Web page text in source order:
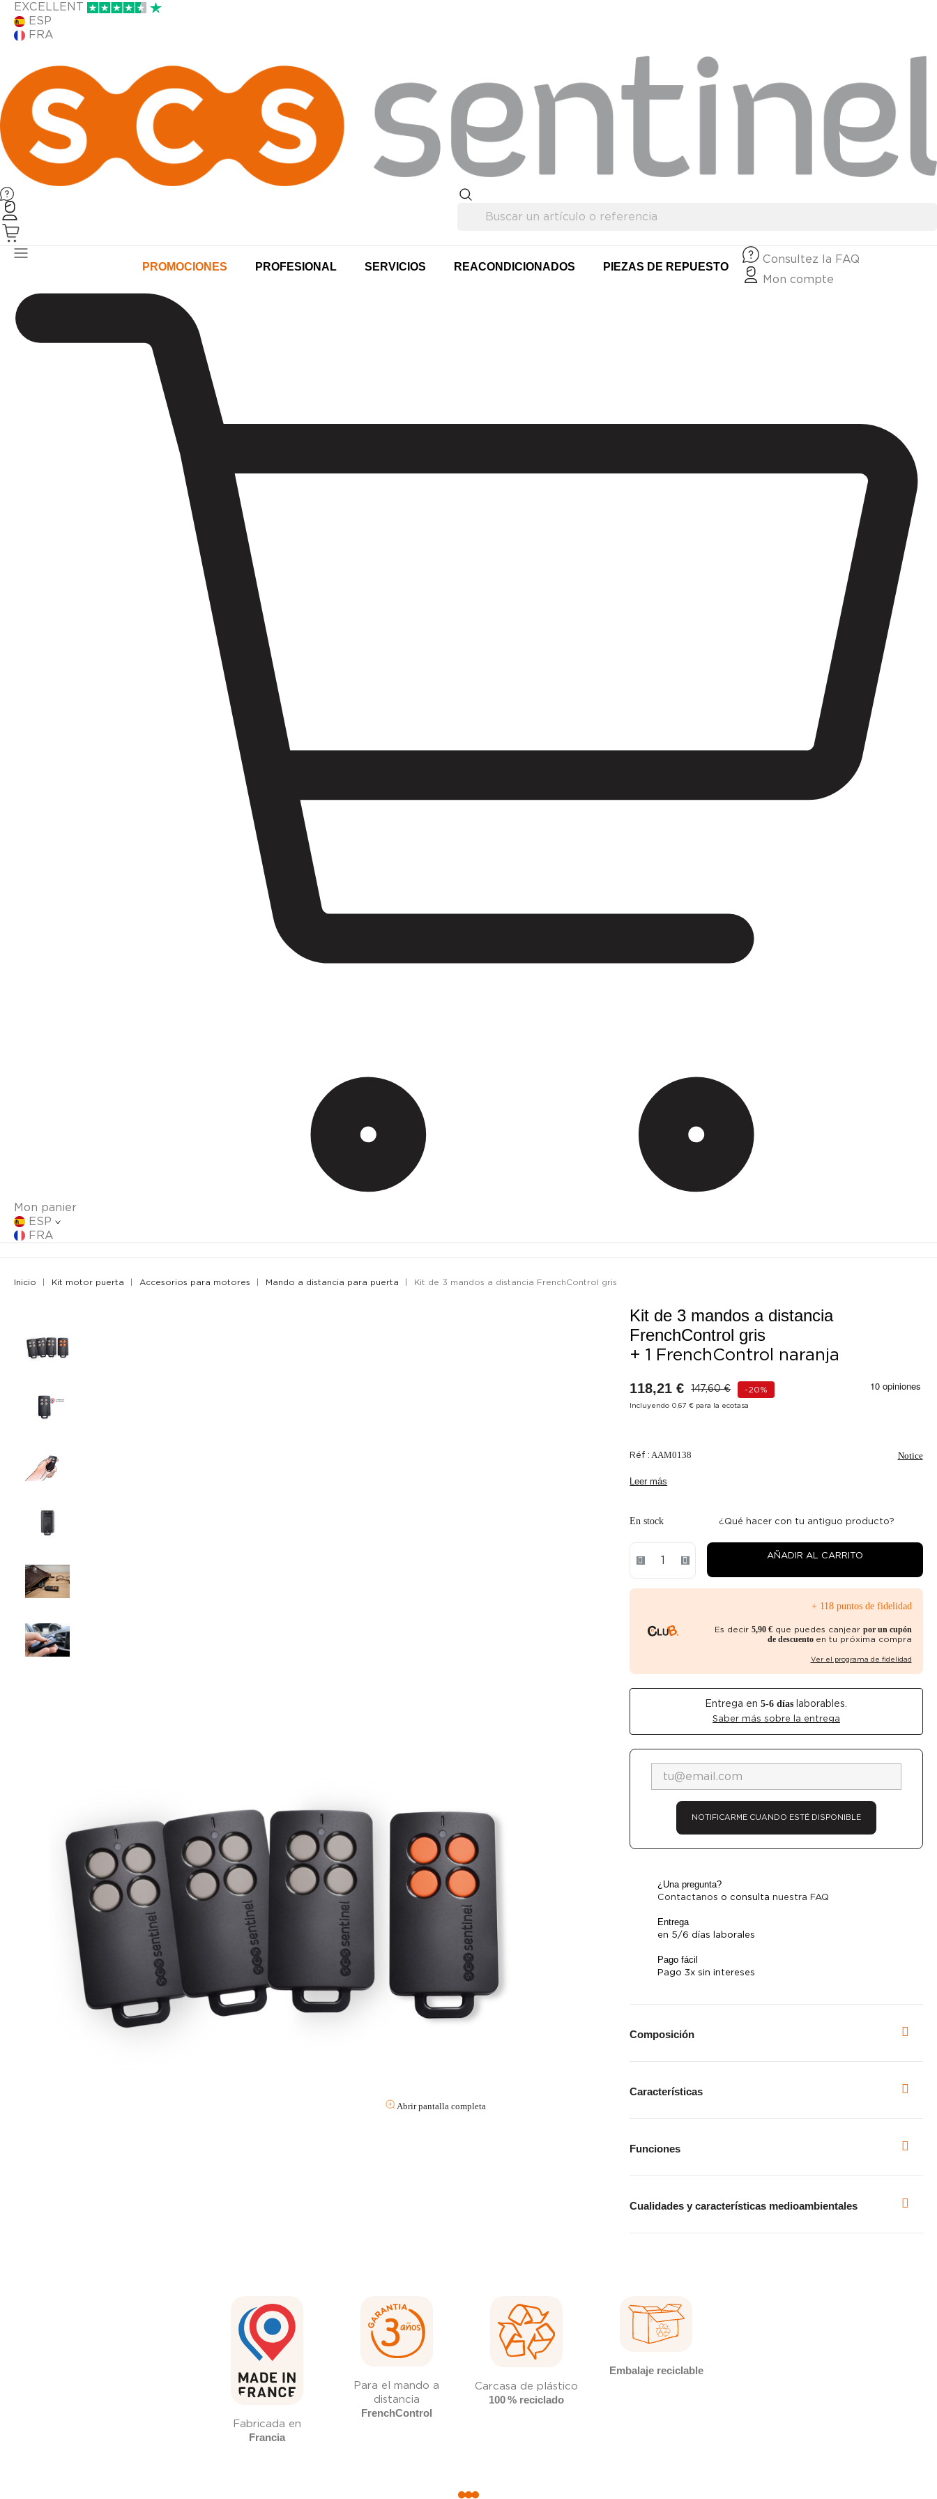
EXCELLENT
ESP
FRA
PROMOCIONES PROFESIONAL SERVICIOS REACONDICIONADOS PIEZAS DE REPUESTO
Consultez la FAQ
Mon compte
Mon panier
ESP
FRA
Inicio Kit motor puerta Accesorios para motores Mando a distancia para puerta Kit de 3 mandos a distancia FrenchControl gris
Abrir pantalla completa
Promoción¡Solo en
línea!
Kit de 3 mandos a distancia
FrenchControl gris
+ 1 FrenchControl naranja
118,21 € 147,60 € -20%
Incluyendo 0,67 € para la ecotasa
Réf : AAM0138 Notice
Leer más
En stock ¿Qué hacer con tu antiguo producto?
AÑADIR AL CARRITO
+ 118 puntos de fidelidad
Es decir 5,90 €que puedes canjear por un cupón
de descuento en tu próxima compra
Ver el programa de fidelidad
Entrega en 5-6 días laborables.
Saber más sobre la entrega
NOTIFICARME CUANDO ESTÉ DISPONIBLE
¿Una pregunta?
Contactanos o consultanuestra FAQ
Entrega
en 5/6 días laborales
Pago fácil
Pago 3x sin intereses
Composición
Características
Funciones
Cualidades y características medioambientales
Fabricada en
Francia
Para el mando a
distancia
FrenchControl
Carcasa de plástico
100 % reciclado
Embalaje reciclable